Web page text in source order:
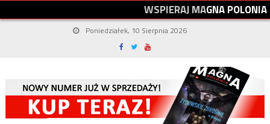
WSPIERAJMAGNAPOLONIA
Poniedziałek, 10 Sierpnia 2026